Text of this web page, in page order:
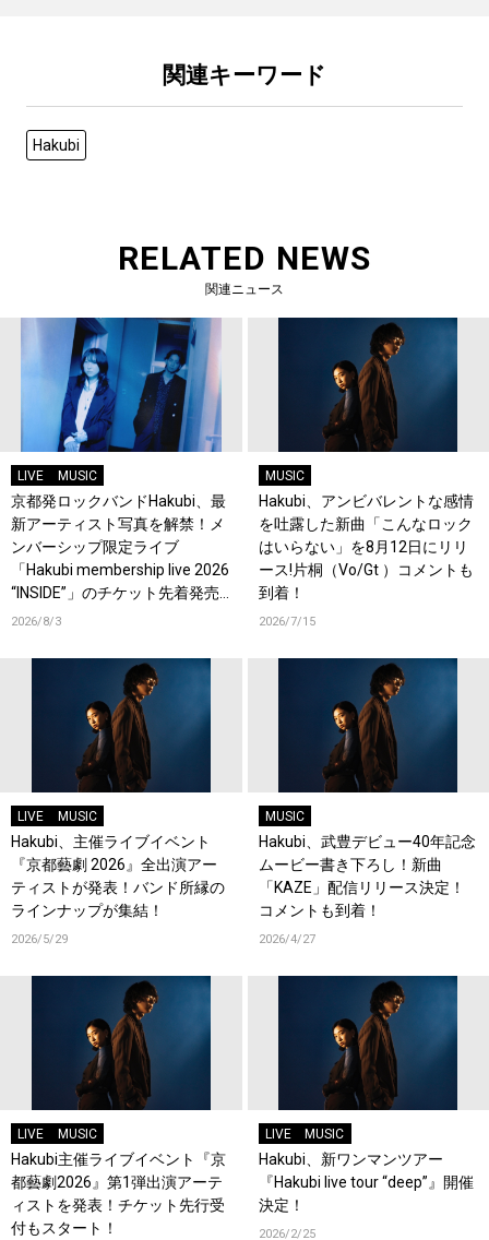
関連キーワード
Hakubi
RELATED NEWS
関連ニュース
LIVE MUSIC
京都発ロックバンドHakubi、最
新アーティスト写真を解禁！メ
ンバーシップ限定ライブ
「Hakubi membership live 2026
“INSIDE”」のチケット先着発売
もスタート！
2026/8/3
MUSIC
Hakubi、アンビバレントな感情
を吐露した新曲「こんなロック
はいらない」を8月12日にリリ
ース!片桐（Vo/Gt ）コメントも
到着！
2026/7/15
LIVE MUSIC
Hakubi、主催ライブイベント
『京都藝劇 2026』全出演アー
ティストが発表！バンド所縁の
ラインナップが集結！
2026/5/29
MUSIC
Hakubi、武豊デビュー40年記念
ムービー書き下ろし！新曲
「KAZE」配信リリース決定！
コメントも到着！
2026/4/27
LIVE MUSIC
Hakubi主催ライブイベント『京
都藝劇2026』第1弾出演アーテ
ィストを発表！チケット先行受
付もスタート！
LIVE MUSIC
Hakubi、新ワンマンツアー
『Hakubi live tour “deep”』開催
決定！
2026/2/25